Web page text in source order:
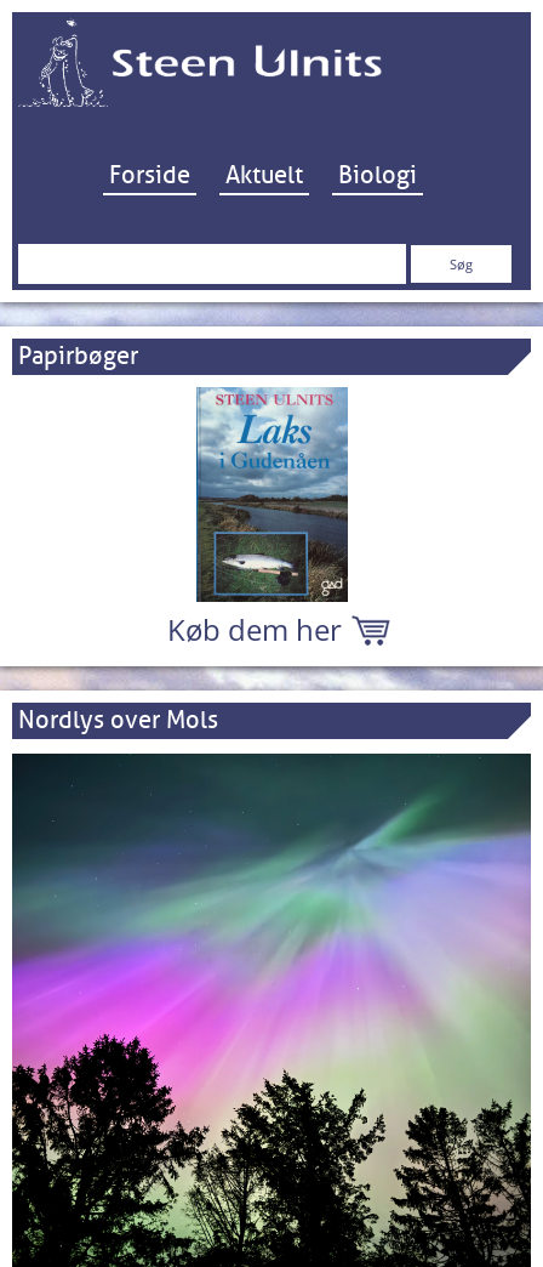
Hop til indhold
Forside Aktuelt Biologi
Søg
Papirbøger
Køb dem her
Nordlys over Mols